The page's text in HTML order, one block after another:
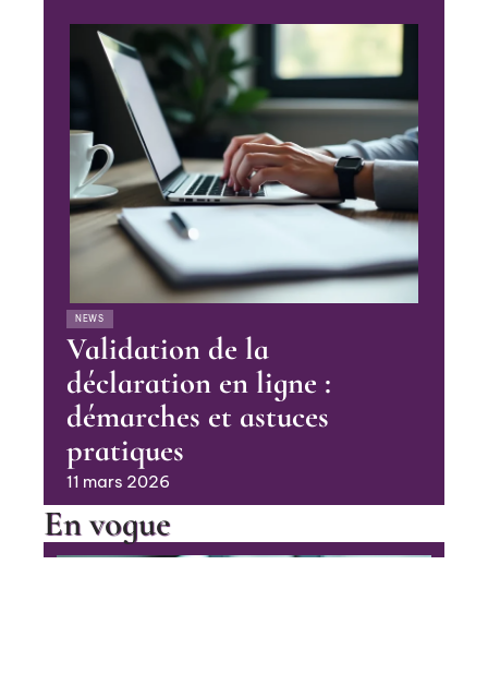
NEWS
Validation de la
déclaration en ligne :
démarches et astuces
pratiques
11 mars 2026
En vogue